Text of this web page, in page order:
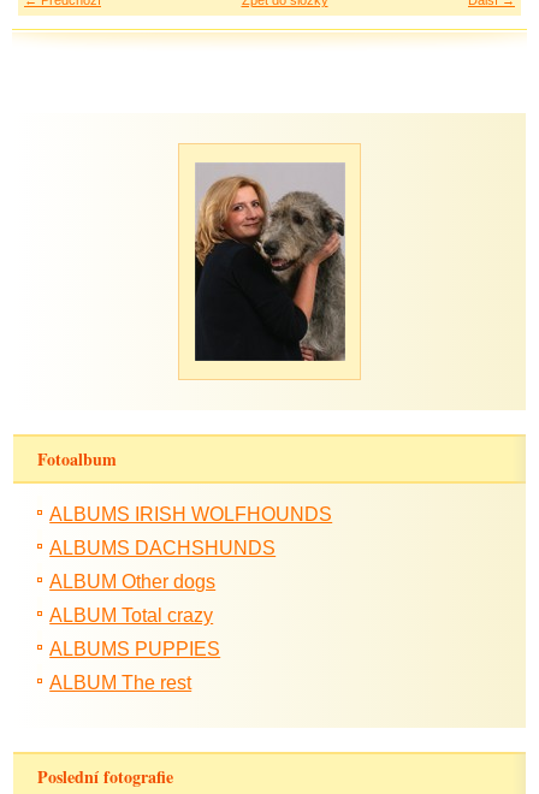
Fotoalbum
ALBUMS IRISH WOLFHOUNDS
ALBUMS DACHSHUNDS
ALBUM Other dogs
ALBUM Total crazy
ALBUMS PUPPIES
ALBUM The rest
Poslední fotografie